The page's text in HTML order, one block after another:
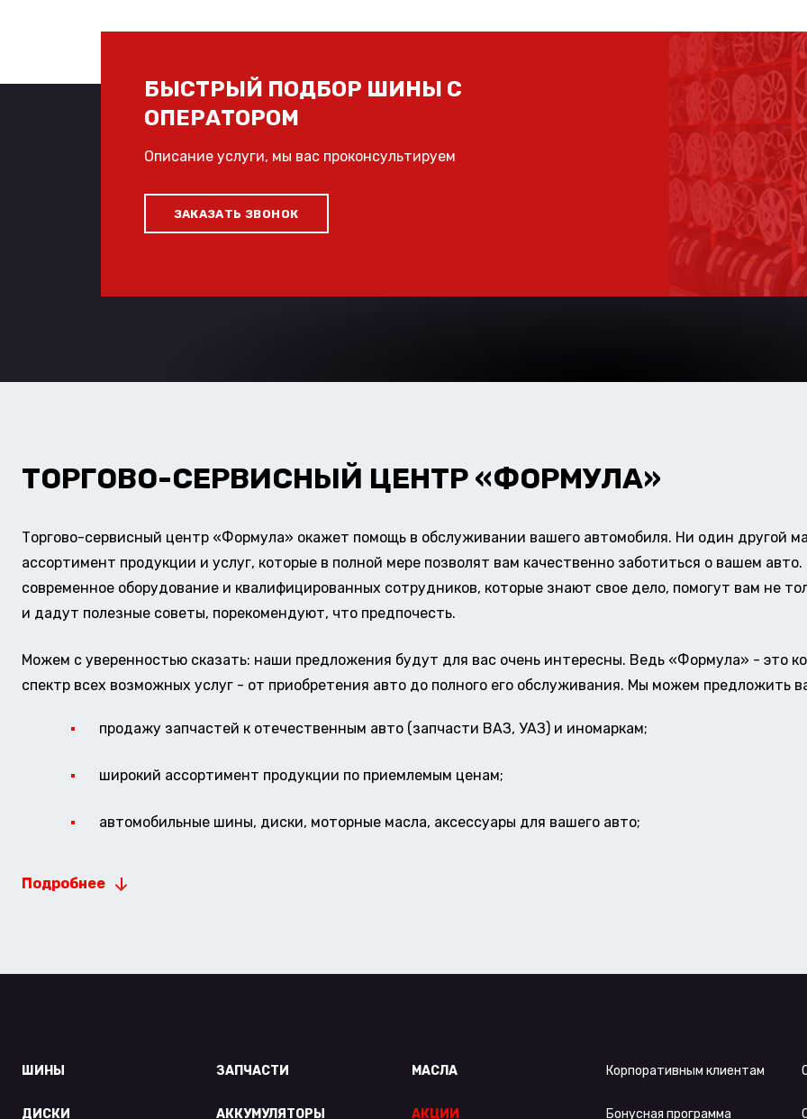
БЫСТРЫЙ ПОДБОР ШИНЫ С
ОПЕРАТОРОМ
Описание услуги, мы вас проконсультируем
ЗАКАЗАТЬ ЗВОНОК
ТОРГОВО-СЕРВИСНЫЙ ЦЕНТР «ФОРМУЛА»
Торгово-сервисный центр «Формула» окажет помощь в обслуживании вашего автомобиля. Ни один другой
ассортимент продукции и услуг, которые в полной мере позволят вам качественно заботиться о вашем
современное оборудование и квалифицированных сотрудников, которые знают свое дело, помогут вам не
и дадут полезные советы, порекомендуют, что предпочесть.
Можем с уверенностью сказать: наши предложения будут для вас очень интересны. Ведь «Формула» - это
спектр всех возможных услуг - от приобретения авто до полного его обслуживания. Мы можем предложить
продажу запчастей к отечественным авто (запчасти ВАЗ, УАЗ) и иномаркам;
широкий ассортимент продукции по приемлемым ценам;
автомобильные шины, диски, моторные масла, аксессуары для вашего авто;
Подробнее
ШИНЫ
ДИСКИ
ЗАПЧАСТИ
АККУМУЛЯТОРЫ
МАСЛА
АКЦИИ
Корпоративным клиентам
Бонусная программа